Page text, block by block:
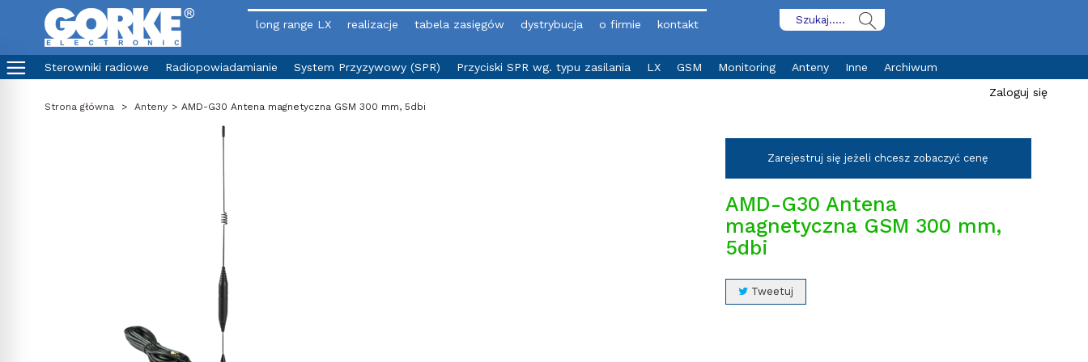
long range LX realizacje tabela zasięgów dystrybucja o firmie kontakt
Sterowniki radiowe Radiopowiadamianie System Przyzywowy (SPR) Przyciski SPR wg. typu zasilania LX GSM Monitoring Anteny Inne
Archiwum
Zaloguj się
Strona główna > Anteny > AMD-G30 Antena magnetyczna GSM 300 mm, 5dbi
Zarejestruj się jeżeli chcesz zobaczyć cenę
AMD-G30 Antena
magnetyczna GSM 300 mm,
5dbi
Tweetuj